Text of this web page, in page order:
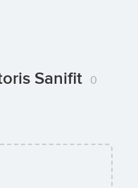
Sanifit 0